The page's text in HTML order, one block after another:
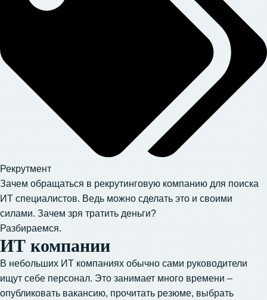
Рекрутмент
Зачем обращаться в рекрутинговую компанию для поиска
ИТ специалистов. Ведь можно сделать это и своими
силами. Зачем зря тратить деньги?
Разбираемся.
ИТ компании
В небольших ИТ компаниях обычно сами руководители
ищут себе персонал. Это занимает много времени –
опубликовать вакансию, прочитать резюме, выбрать